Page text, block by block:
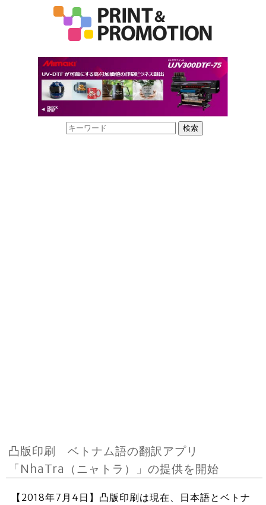
凸版印刷 ベトナム語の翻訳アプリ
「NhaTra（ニャトラ）」の提供を開始
【2018年7月4日】凸版印刷は現在、日本語とベトナ